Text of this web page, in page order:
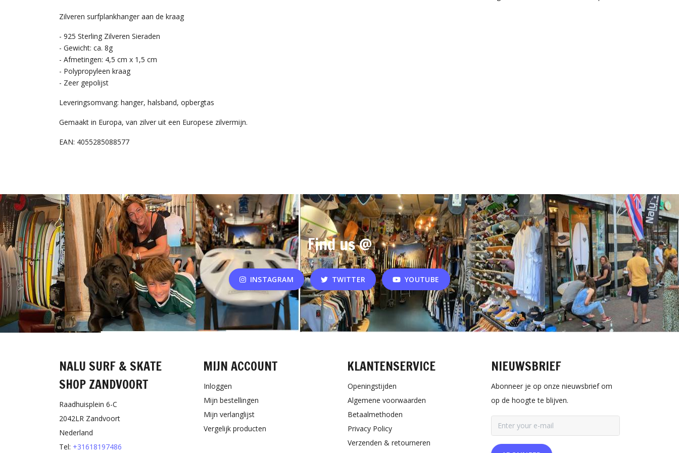
Zilveren surfplankhanger aan de kraag
- 925 Sterling Zilveren Sieraden
- Gewicht: ca. 8g
- Afmetingen: 4,5 cm x 1,5 cm
- Polypropyleen kraag
- Zeer gepolijst
Leveringsomvang: hanger, halsband, opbergtas
Gemaakt in Europa, van zilver uit een Europese zilvermijn.
EAN: 4055285088577
Find us @
INSTAGRAM TWITTER YOUTUBE
NALU SURF & SKATE
SHOP ZANDVOORT
Raadhuisplein 6-C
2042LR Zandvoort
Nederland
Tel: +31618197486
MIJN ACCOUNT
Inloggen
Mijn bestellingen
Mijn verlanglijst
Vergelijk producten
KLANTENSERVICE
Openingstijden
Algemene voorwaarden
Betaalmethoden
Privacy Policy
Verzenden & retourneren
NIEUWSBRIEF
Abonneer je op onze nieuwsbrief om
op de hoogte te blijven.